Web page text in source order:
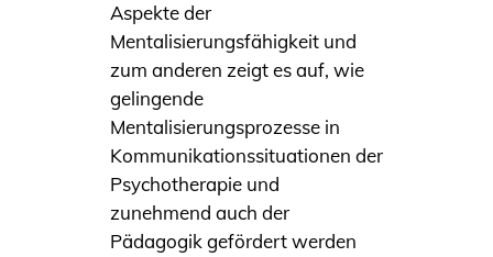
Aspekte der
Mentalisierungsfähigkeit und
zum anderen zeigt es auf, wie
gelingende
Mentalisierungsprozesse in
Kommunikationssituationen der
Psychotherapie und
zunehmend auch der
Pädagogik gefördert werden